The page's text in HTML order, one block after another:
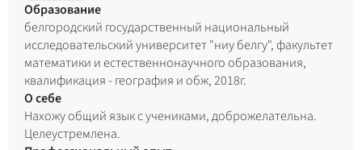
Образование
белгородский государственный национальный
исследовательский университет "ниу белгу", факультет
математики и естественнонаучного образования,
квалификация - география и обж, 2018г.
О себе
Нахожу общий язык с учениками, доброжелательна.
Целеустремлена.